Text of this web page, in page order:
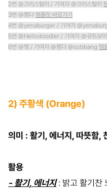
2번 @크리스탈리 / 기여자 @크리스탈리
3번 @쩜다 템플릿 바로가기​
4번 @yenaburger / 기여자
5번 @Hellodoodler / 기여자 @큐트보미
6번 @맹 / 기여자 @쩜다 @sobbang 템
2) 주황색 (Orange)
의미 : 활기, 에너지, 따뜻함,
활용
- 활기, 에너지: 밝고 활기찬